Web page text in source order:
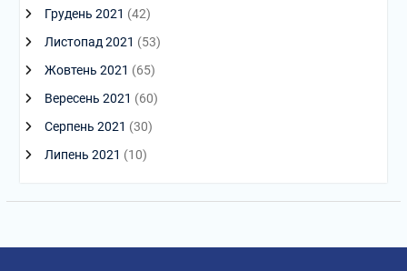
Грудень 2021 (42)
Листопад 2021 (53)
Жовтень 2021 (65)
Вересень 2021 (60)
Серпень 2021 (30)
Липень 2021 (10)